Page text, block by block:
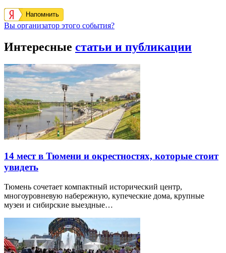
Напомнить
Вы организатор этого события?
Интересные статьи и публикации
14 мест в Тюмени и окрестностях, которые стоит
увидеть
Тюмень сочетает компактный исторический центр,
многоуровневую набережную, купеческие дома, крупные
музеи и сибирские выездные…